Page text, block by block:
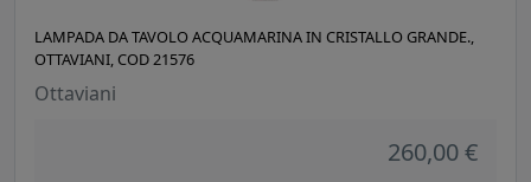
LAMPADA DA TAVOLO ACQUAMARINA IN CRISTALLO GRANDE.,
OTTAVIANI, COD 21576
Ottaviani
260,00 €